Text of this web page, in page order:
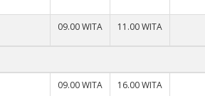
09.00 WITA 11.00 WITA
09.00 WITA 16.00 WITA